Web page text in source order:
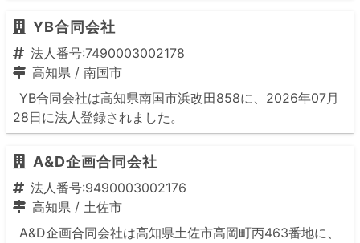
YB合同会社
法人番号:7490003002178
高知県 / 南国市
YB合同会社は高知県南国市浜改田858に、2026年07月
28日に法人登録されました。
A&D企画合同会社
法人番号:9490003002176
高知県 / 土佐市
A&D企画合同会社は高知県土佐市高岡町丙463番地に、